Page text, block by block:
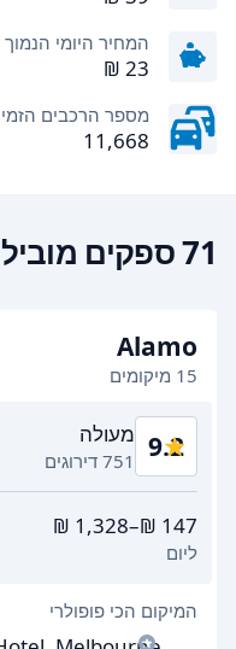
המחיר היומי הנמוך
מספר הרכבים
11,668
71 ספקים מובילים בפלורידה ב-2026
Alamo
15 מיקומים
9.2 מעולה
751 דירוגים
קלות מציאה
יעילות הסוכן
ליום
המיקום הכי פופולרי